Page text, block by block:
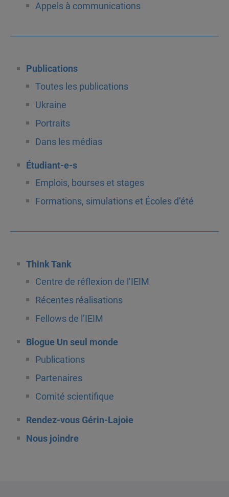
Appels à communications
Publications
Toutes les publications
Ukraine
Portraits
Dans les médias
Étudiant-e-s
Emplois, bourses et stages
Formations, simulations et Écoles d’été
Think Tank
Centre de réflexion de l’IEIM
Récentes réalisations
Fellows de l’IEIM
Blogue Un seul monde
Publications
Partenaires
Comité scientifique
Rendez-vous Gérin-Lajoie
Nous joindre